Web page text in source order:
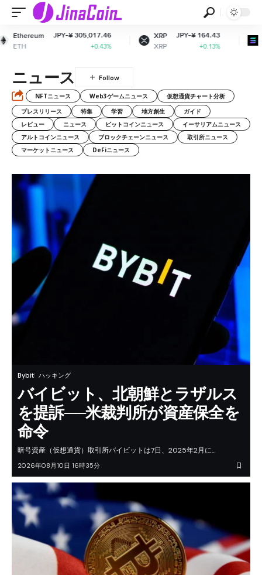
JPY-¥ 305,017.46 JPY-¥ 164.43
+0.13%
ニュース
NFTニュース Web3ゲームニュース
仮想通貨チャート分析
プレスリリース
特集 学習 地方創生
ガイド
レビュー
ニュース ビットコインニュース
イーサリアムニュース
アルトコインニュース
ブロックチェーンニュース
取引所ニュース
マーケットニュース
DeFiニュース
Bybit ハッキング
バイビット、北朝鮮とラザルス
を提訴──米裁判所が資産保全を
命令
暗号資産（仮想通貨）取引所バイビットは7日、2025年2月に…
2026年08月10日 16時35分